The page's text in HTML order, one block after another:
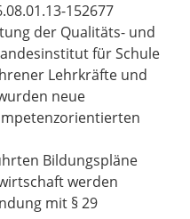
152677
der Qualitäts- und
für Schule
Lehrkräfte und
neue
Bildungspläne
werden
mit § 29